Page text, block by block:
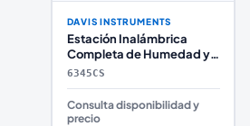
DAVIS INSTRUMENTS
Estación Inalámbrica
Completa de Humedad y
Temperatura del Suelo
6345CS
Consulta disponibilidad y
precio